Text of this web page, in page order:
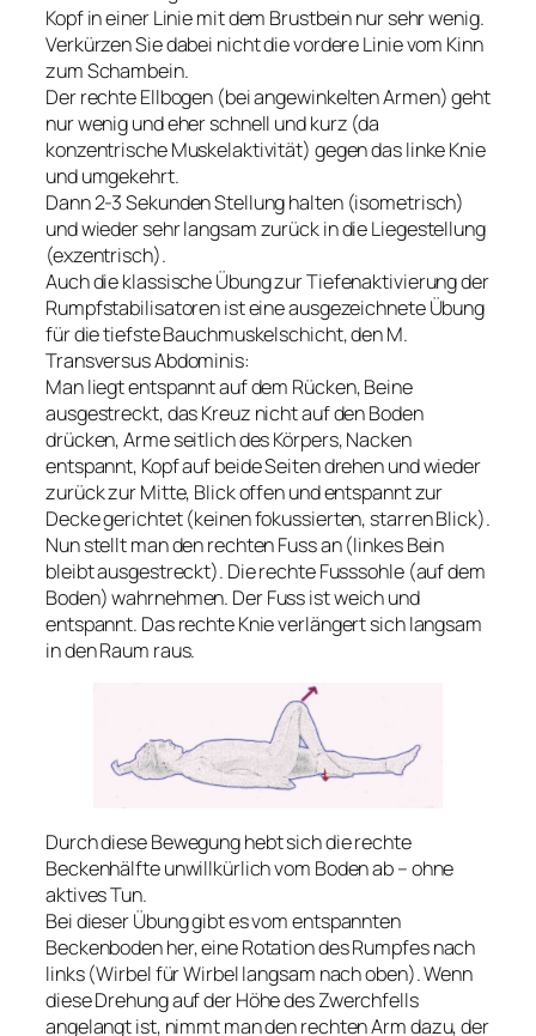
Kopf in einer Linie mit dem Brustbein nur sehr wenig.
Verkürzen Sie dabei nicht die vordere Linie vom Kinn
zum Schambein.
Der rechte Ellbogen (bei angewinkelten Armen) geht
nur wenig und eher schnell und kurz (da
konzentrische Muskelaktivität) gegen das linke Knie
und umgekehrt.
Dann 2-3 Sekunden Stellung halten (isometrisch)
und wieder sehr langsam zurück in die Liegestellung
(exzentrisch).
Auch die klassische Übung zur Tiefenaktivierung der
Rumpfstabilisatoren ist eine ausgezeichnete Übung
für die tiefste Bauchmuskelschicht, den M.
Transversus Abdominis:
Man liegt entspannt auf dem Rücken, Beine
ausgestreckt, das Kreuz nicht auf den Boden
drücken, Arme seitlich des Körpers, Nacken
entspannt, Kopf auf beide Seiten drehen und wieder
zurück zur Mitte, Blick offen und entspannt zur
Decke gerichtet (keinen fokussierten, starren Blick).
Nun stellt man den rechten Fuss an (linkes Bein
bleibt ausgestreckt). Die rechte Fusssohle (auf dem
Boden) wahrnehmen. Der Fuss ist weich und
entspannt. Das rechte Knie verlängert sich langsam
in den Raum raus.
Durch diese Bewegung hebt sich die rechte
Beckenhälfte unwillkürlich vom Boden ab – ohne
aktives Tun.
Bei dieser Übung gibt es vom entspannten
Beckenboden her, eine Rotation des Rumpfes nach
links (Wirbel für Wirbel langsam nach oben). Wenn
diese Drehung auf der Höhe des Zwerchfells
angelangt ist, nimmt man den rechten Arm dazu, der